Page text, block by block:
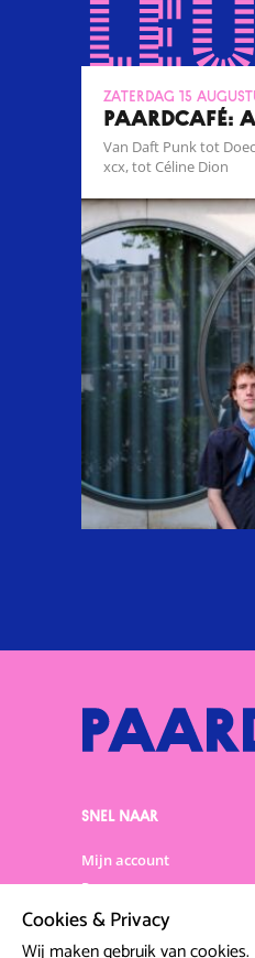
zaterdag 15
Paardcafé:
Van Daft Punk tot
xcx, tot Céline Dion
SNEL NAAR
Mijn account
Programma
Partners & Sponsoren
Artiesten info
Cookies & Privacy
Wij maken gebruik van cookies.